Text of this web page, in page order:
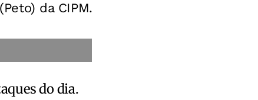
da CIPM.
do dia.